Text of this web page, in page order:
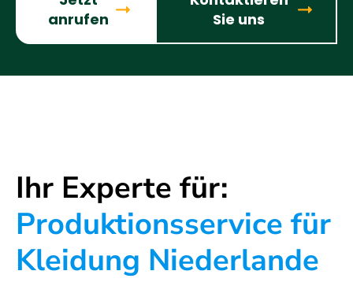
anrufen
Sie uns
Ihr Experte für:
Produktionsservice für
Kleidung Niederlande